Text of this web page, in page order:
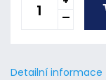
Detailní informace